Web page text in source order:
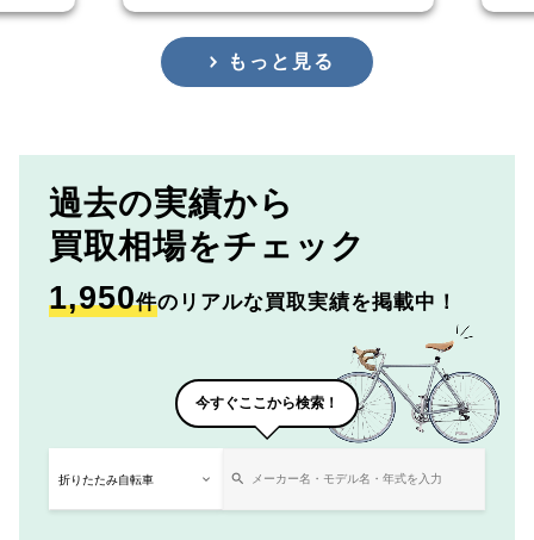
もっと見る
過去の実績から
買取相場をチェック
1,950件のリアルな買取実績を掲載中！
今すぐここから検索！